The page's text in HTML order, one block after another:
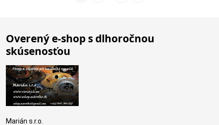
Overený e-shop s dlhoročnou
skúsenosťou
Marián s.r.o.